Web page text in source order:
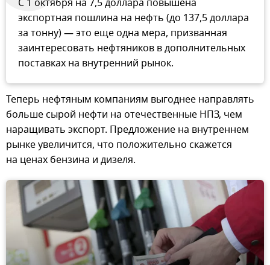
С 1 октября на 7,5 доллара повышена
экспортная пошлина на нефть (до 137,5 доллара
за тонну) — это еще одна мера, призванная
заинтересовать нефтяников в дополнительных
поставках на внутренний рынок.
Теперь нефтяным компаниям выгоднее направлять
больше сырой нефти на отечественные НПЗ, чем
наращивать экспорт. Предложение на внутреннем
рынке увеличится, что положительно скажется
на ценах бензина и дизеля.